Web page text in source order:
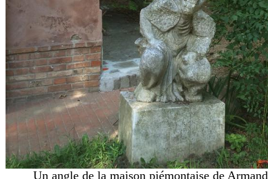
Un angle de la maison piémontaise de Armand